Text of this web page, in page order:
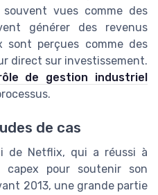
vues comme des
générer des revenus
perçues comme des
direct sur investissement.
de gestion industriel
de cas
de Netflix, qui a réussi à
pour soutenir son
2013, une grande partie